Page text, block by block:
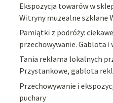
Ekspozycja towarów w
Witryny muzealne szklane
Pamiątki z podróży:
przechowywanie. Gablota i
Tania reklama lokalnych
Przystankowe, gablota
Przechowywanie i
puchary